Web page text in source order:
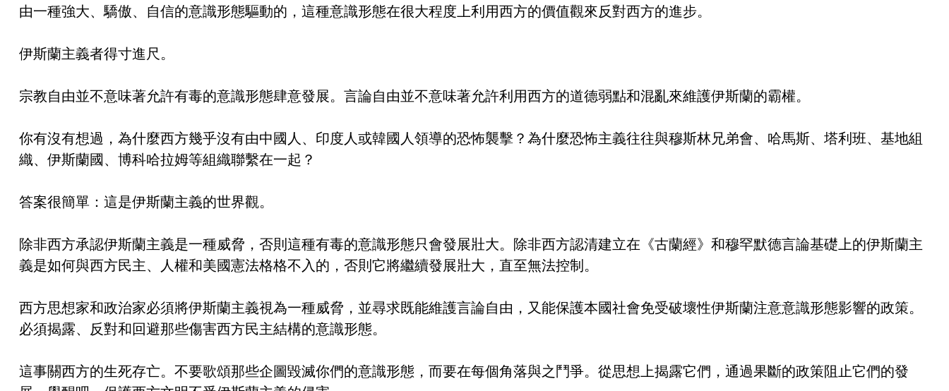
由一種強大、驕傲、自信的意識形態驅動的，這種意識形態在很大程度上利用西方的價值觀來反對西方的進步。
伊斯蘭主義者得寸進尺。
宗教自由並不意味著允許有毒的意識形態肆意發展。言論自由並不意味著允許利用西方的道德弱點和混亂來維護伊斯蘭的霸權。
你有沒有想過，為什麼西方幾乎沒有由中國人、印度人或韓國人領導的恐怖襲擊？為什麼恐怖主義往往與穆斯林兄弟會、哈馬斯、塔利班、基地組
織、伊斯蘭國、博科哈拉姆等組織聯繫在一起？
答案很簡單：這是伊斯蘭主義的世界觀。
除非西方承認伊斯蘭主義是一種威脅，否則這種有毒的意識形態只會發展壯大。除非西方認清建立在《古蘭經》和穆罕默德言論基礎上的伊斯蘭主
義是如何與西方民主、人權和美國憲法格格不入的，否則它將繼續發展壯大，直至無法控制。
西方思想家和政治家必須將伊斯蘭主義視為一種威脅，並尋求既能維護言論自由，又能保護本國社會免受破壞性伊斯蘭注意意識形態影響的政策。
必須揭露、反對和回避那些傷害西方民主結構的意識形態。
這事關西方的生死存亡。不要歌頌那些企圖毀滅你們的意識形態，而要在每個角落與之鬥爭。從思想上揭露它們，通過果斷的政策阻止它們的發